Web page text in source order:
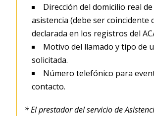
Dirección del domicilio real de
asistencia (debe ser coincidente
declarada en los registros del
Motivo del llamado y tipo de
solicitada.
Número telefónico para
contacto.
* El prestador del servicio de